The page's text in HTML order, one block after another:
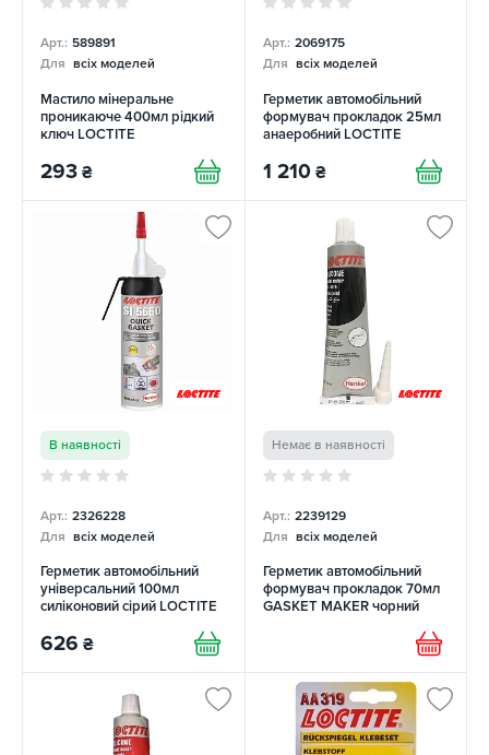
Арт.: 589891
Для всіх моделей
Мастило мінеральне
проникаюче 400мл рідкий
ключ LOCTITE
293 ₴
Арт.: 2069175
Для всіх моделей
Герметик автомобільний
формувач прокладок 25мл
анаеробний LOCTITE
1 210 ₴
В наявності
Арт.: 2326228
Для всіх моделей
Герметик автомобільний
універсальний 100мл
силіконовий сірий LOCTITE
626 ₴
Немає в наявності
Арт.: 2239129
Для всіх моделей
Герметик автомобільний
формувач прокладок 70мл
GASKET MAKER чорний